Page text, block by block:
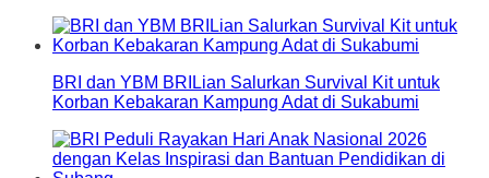
BRI dan YBM BRILian Salurkan Survival Kit untuk
Korban Kebakaran Kampung Adat di Sukabumi